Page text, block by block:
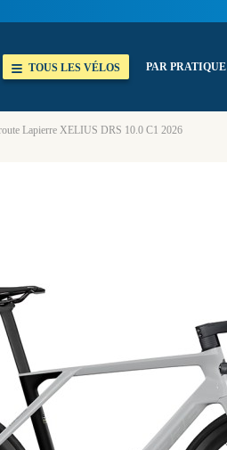
TOUS LES VÉLOS PAR PRATIQUE
Lapierre XELIUS DRS 10.0 C1 2026